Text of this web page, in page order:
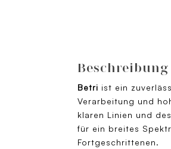
Beschreibung
Betri ist ein
Verarbeitung und
klaren Linien und
für ein breites
Fortgeschrittenen.